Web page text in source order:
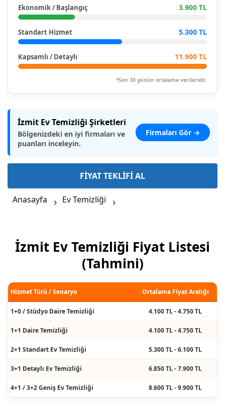
Ekonomik / Başlangıç 3.900 TL
Standart Hizmet 5.300 TL
Kapsamlı / Detaylı 11.900 TL
*Son 30 günün ortalama verileridir.
İzmit Ev Temizliği Şirketleri
Bölgenizdeki en iyi firmaları ve
puanları inceleyin.
Firmaları Gör →
FİYAT TEKLİFİ AL
Anasayfa Ev Temizliği
İzmit Ev Temizliği Fiyat Listesi
(Tahmini)
Hizmet Türü / Senaryo Ortalama Fiyat Aralığı
1+0 / Stüdyo Daire Temizliği 4.100 TL - 4.750 TL
1+1 Daire Temizliği 4.100 TL - 4.750 TL
2+1 Standart Ev Temizliği 5.300 TL - 6.100 TL
3+1 Detaylı Ev Temizliği 6.850 TL - 7.900 TL
4+1 / 3+2 Geniş Ev Temizliği 8.600 TL - 9.900 TL